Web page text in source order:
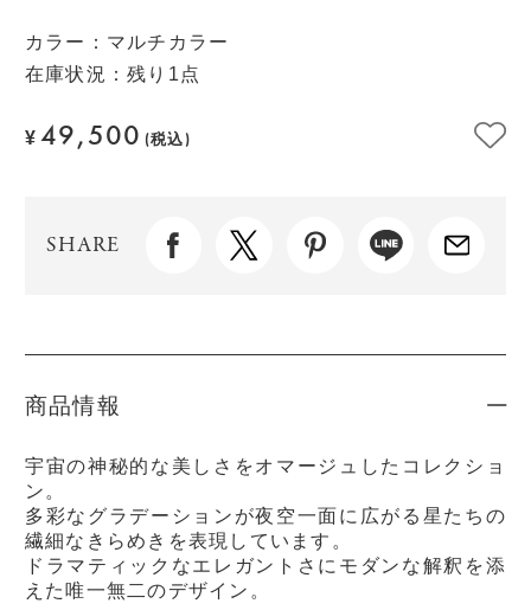
カラー ： マルチカラー
在庫状況：残り1点
¥ 49,500 (税込)
SHARE
商品情報
宇宙の神秘的な美しさをオマージュしたコレクショ
ン。
多彩なグラデーションが夜空一面に広がる星たちの
繊細なきらめきを表現しています。
ドラマティックなエレガントさにモダンな解釈を添
えた唯一無二のデザイン。